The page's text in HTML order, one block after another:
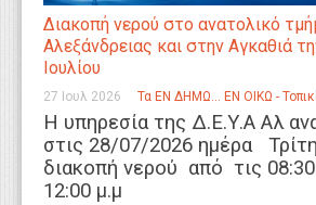
Διακοπή νερού στο ανατολικό
Αλεξάνδρειας και στην Αγκαθιά
Ιουλίου
27 Ιουλ 2026 Τα ΕΝ ΔΗΜΩ... ΕΝ ΟΙΚΩ -
Η υπηρεσία της Δ.Ε.Υ.Α Αλ
στις 28/07/2026 ημέρα
διακοπή νερού από τις
12:00 μ.μ